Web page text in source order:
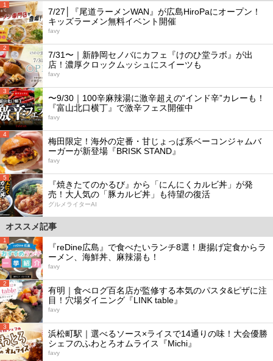
1
7/27│『尾道ラーメンWAN』が広島HiroPaにオープン！
キッズラーメン無料イベント開催
favy
2
7/31〜｜新静岡セノバにカフェ『けのひ堂ラボ』が出
店！濃厚クロックムッシュにスイーツも
favy
3
〜9/30｜100辛麻辣湯に激辛超えの“インド辛”カレーも！
『富山北口横丁』で激辛フェス開催中
favy
4
梅田限定！海外の定番・甘じょっぱ系ベーコンジャムバ
ーガーが新登場『BRISK STAND』
favy
5
『焼きたてのかるび』から「にんにくカルビ丼」が発
売！大人気の「豚カルビ丼」も待望の復活
グルメライターAI
オススメ記事
1
『reDine広島』で食べたいランチ8選！唐揚げ定食からラ
ーメン、海鮮丼、麻辣湯も！
favy
2
有明｜食べログ百名店が監修する本気のパスタ&ピザに注
目！穴場ダイニング『LINK table』
favy
3
浜松町駅｜選べるソース×ライスで14通りの味！大会優勝
シェフのふわとろオムライス『Michi』
favy